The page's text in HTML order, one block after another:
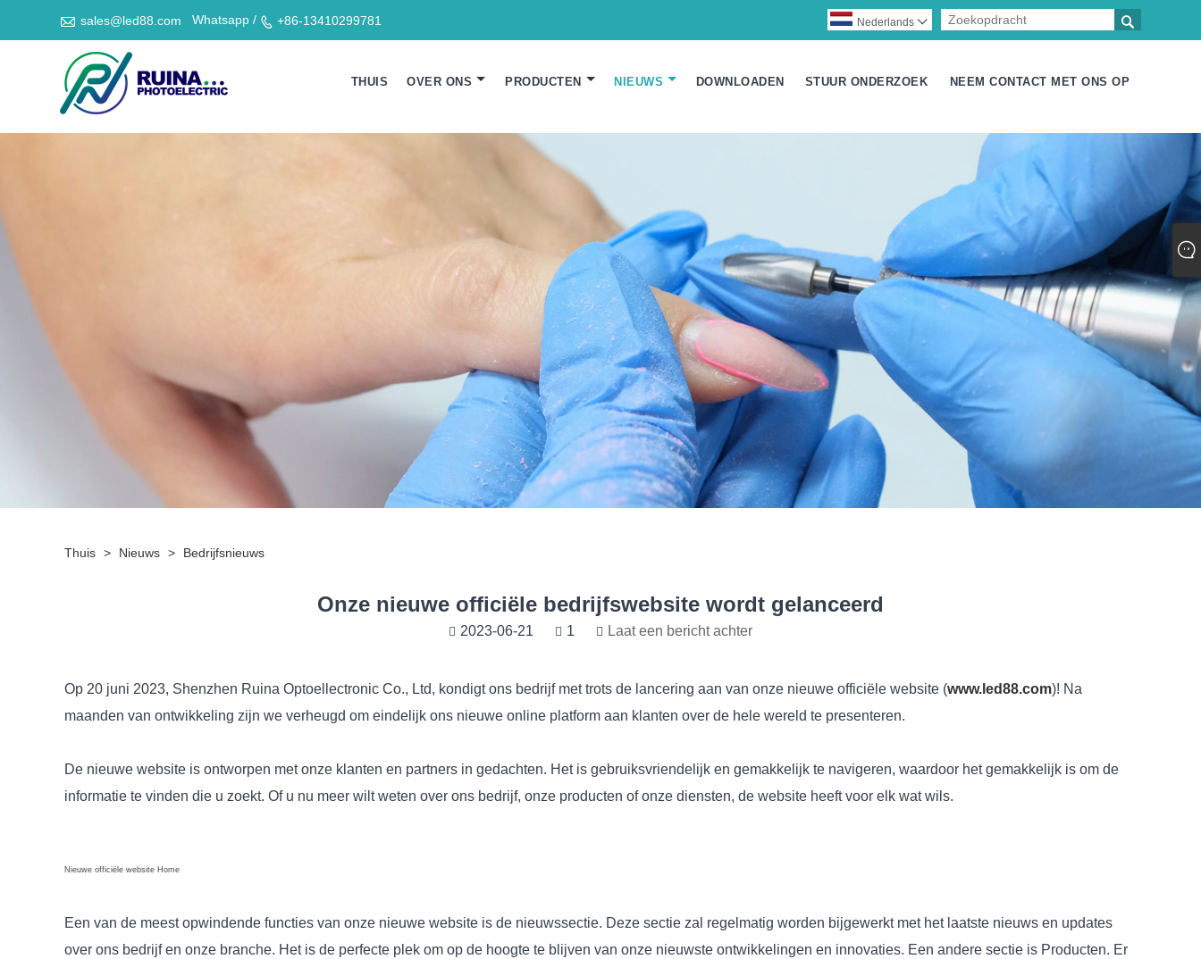
 sales@led88.com Whatsapp /  +86-13410299781 
Nederlands 
THUIS OVER ONS PRODUCTEN NIEUWS DOWNLOADEN STUUR ONDERZOEK NEEM CONTACT MET ONS OP
Thuis > Nieuws > Bedrijfsnieuws
Onze nieuwe officiële bedrijfswebsite wordt gelanceerd
2023-06-21 1 Laat een bericht achter
Op 20 juni 2023, Shenzhen Ruina Optoellectronic Co., Ltd, kondigt ons bedrijf met trots de lancering aan van onze nieuwe officiële website (www.led88.com)! Na
maanden van ontwikkeling zijn we verheugd om eindelijk ons ​​nieuwe online platform aan klanten over de hele wereld te presenteren.
De nieuwe website is ontworpen met onze klanten en partners in gedachten. Het is gebruiksvriendelijk en gemakkelijk te navigeren, waardoor het gemakkelijk is om de
informatie te vinden die u zoekt. Of u nu meer wilt weten over ons bedrijf, onze producten of onze diensten, de website heeft voor elk wat wils.
Nieuwe officiële website Home
Een van de meest opwindende functies van onze nieuwe website is de nieuwssectie. Deze sectie zal regelmatig worden bijgewerkt met het laatste nieuws en updates
over ons bedrijf en onze branche. Het is de perfecte plek om op de hoogte te blijven van onze nieuwste ontwikkelingen en innovaties. Een andere sectie is Producten. Er